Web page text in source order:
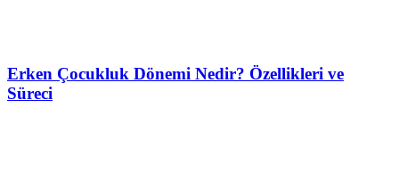
Erken Çocukluk Dönemi Nedir? Özellikleri ve
Süreci